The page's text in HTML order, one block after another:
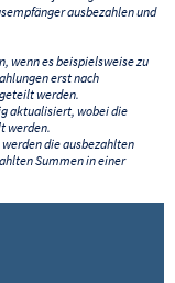
ausbezahlen und
wenn es beispielsweise zu
erst nach
werden.
aktualisiert, wobei die
werden.
die ausbezahlten
Summen in einer